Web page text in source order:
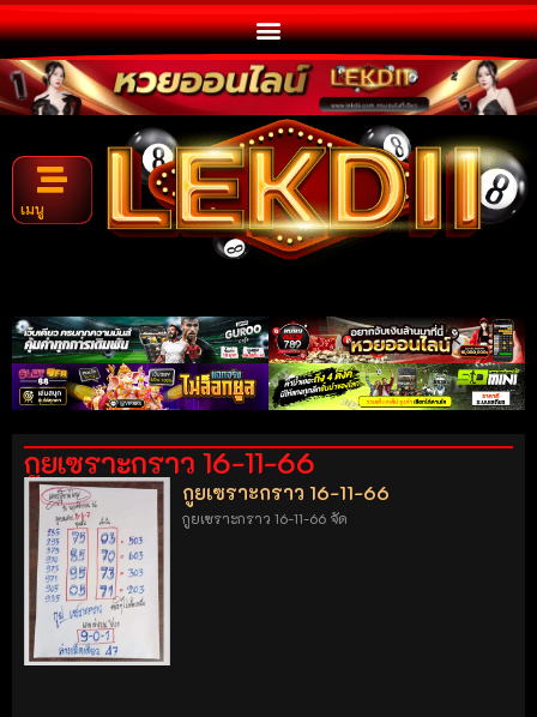
เมนู
กูยเซราะกราว 16-11-66
กูยเซราะกราว 16-11-66
กูยเซราะกราว 16-11-66 จัด